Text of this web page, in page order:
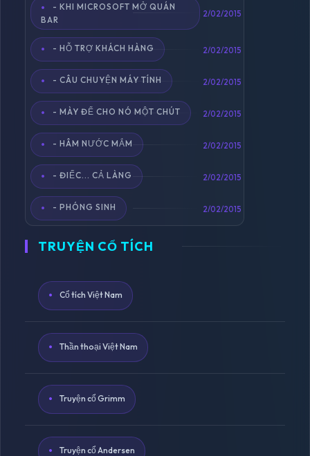
- KHI MICROSOFT MỞ QUÁN
BAR
2/02/2015
- HỖ TRỢ KHÁCH HÀNG 2/02/2015
- CÂU CHUYỆN MÁY TÍNH 2/02/2015
- MÀY ĐỂ CHO NÓ MỘT CHÚT 2/02/2015
- HÂM NƯỚC MẮM 2/02/2015
- ĐIẾC... CẢ LÀNG 2/02/2015
- PHÓNG SINH 2/02/2015
TRUYỆN CỔ TÍCH
Cổ tích Việt Nam
Thần thoại Việt Nam
Truyện cổ Grimm
Truyện cổ Andersen